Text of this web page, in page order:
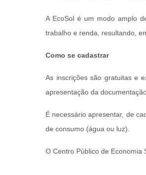
A EcoSol é um modo amplo
trabalho e renda, resultando,
Como se cadastrar
As inscrições são gratuitas e
apresentação da
É necessário apresentar, de
de consumo (água ou luz).
O Centro Público de Economia